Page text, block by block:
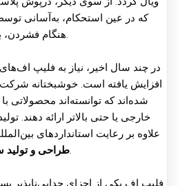
که در عین استحکام، به‌آسانی
هنگام فشردن، به‌صورت کامل و تمیز باز شود.
در چند سال اخیر، نیاز به فلیپ اف‌های
افزایش یافته است. خوشبختانه
شده‌اند که توانسته‌اند محصولاتی
خارجی یا حتی بالاتر ارائه دهند.
علاوه بر رعایت استانداردهای
طراحی ورا نیز فراهم کرده‌اند.
فلیپ اف یکی از اجزای جدایی‌ناپذیر